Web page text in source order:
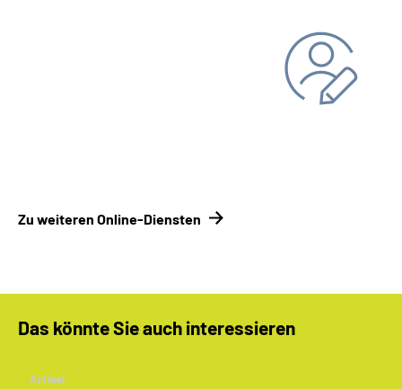
Zu weiteren Online-Diensten
Das könnte Sie auch interessieren
Artikel